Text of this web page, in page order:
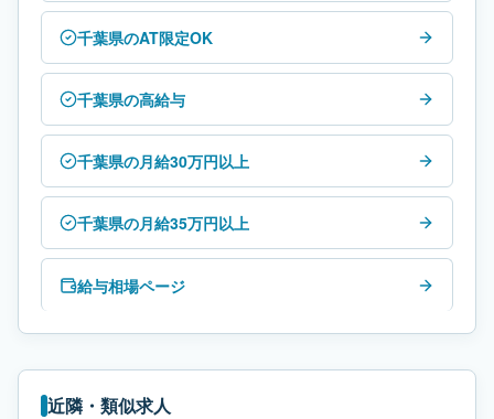
千葉県のAT限定OK
千葉県の高給与
千葉県の月給30万円以上
千葉県の月給35万円以上
給与相場ページ
近隣・類似求人